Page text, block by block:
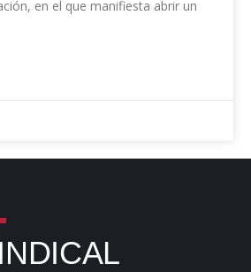
en el que manifiesta abrir un